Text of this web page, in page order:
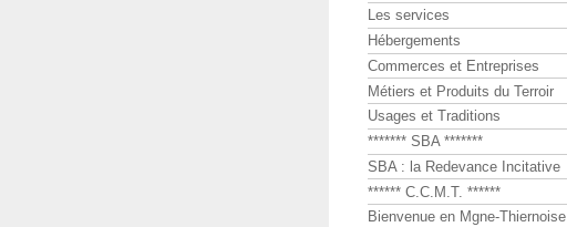
Les services
Hébergements
Commerces et Entreprises
Métiers et Produits du Terroir
Usages et Traditions
******* SBA *******
SBA : la Redevance Incitative
****** C.C.M.T. ******
Bienvenue en Mgne-Thiernoise